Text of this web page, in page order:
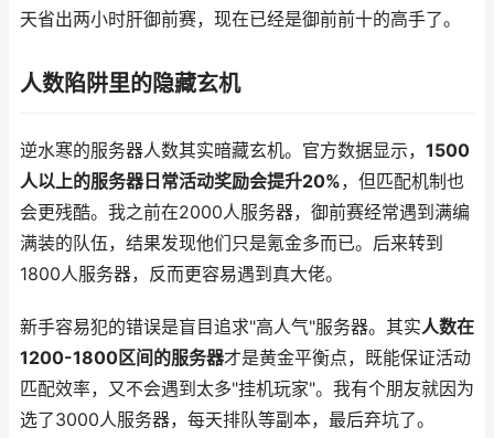
天省出两小时肝御前赛，现在已经是御前前十的高手了。
人数陷阱里的隐藏玄机
逆水寒的服务器人数其实暗藏玄机。官方数据显示， 1500
人以上的服务器日常活动奖励会提升20%，但匹配机制也
会更残酷。我之前在2000人服务器，御前赛经常遇到满编
满装的队伍，结果发现他们只是氪金多而已。后来转到
1800人服务器，反而更容易遇到真大佬。
新手容易犯的错误是盲目追求"高人气"服务器。其实人数在
1200-1800区间的服务器才是黄金平衡点，既能保证活动
匹配效率，又不会遇到太多"挂机玩家"。我有个朋友就因为
选了3000人服务器，每天排队等副本，最后弃坑了。